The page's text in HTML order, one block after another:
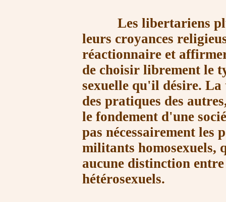
Les libertariens plus
leurs croyances
réactionnaire et
de choisir librement le
sexuelle qu'il désire. La
des pratiques des
le fondement d'une
pas nécessairement les
militants homosexuels,
aucune distinction entre
hétérosexuels.